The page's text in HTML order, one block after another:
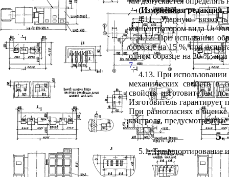
(Измененная
4.11. Ударную
концентратором вида U.
4.12. При испытании
образце на 15 %, при
одном образце на 30 %;
7.
4.13. При использовании
механических свойств в
свойств изготовителем
Изготовитель гарантирует
При разногласиях в
контроля,
5.1. Транспортирование